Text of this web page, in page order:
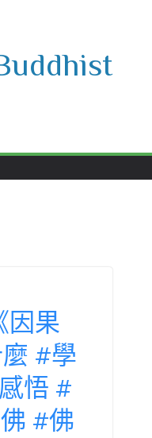
因果
#學
悟 #
#佛